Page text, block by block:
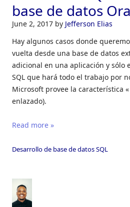
base de datos
June 2, 2017 by Jefferson Elias
Hay algunos casos donde
vuelta desde una base de datos
adicional en una aplicación y sólo
SQL que hará todo el trabajo por
Microsoft provee la característica
enlazado).
Read more »
Desarrollo de base de datos SQL